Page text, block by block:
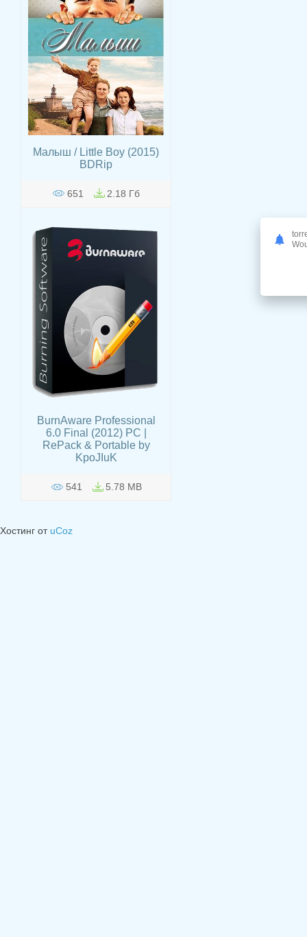
Малыш / Little Boy (2015)
ВDRip
651 2.18 Гб
BurnAware Professional
6.0 Final (2012) РС |
RePack & Portable by
KpoJIuK
541 5.78 MB
Хостинг от uCoz